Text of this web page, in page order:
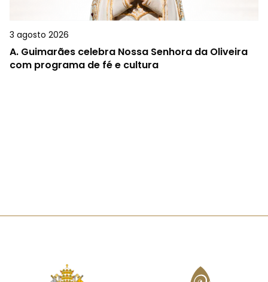
3 agosto 2026
A. Guimarães celebra Nossa Senhora da Oliveira
com programa de fé e cultura